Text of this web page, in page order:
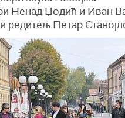
Ненад Џодић и Иван
редитељ Петар